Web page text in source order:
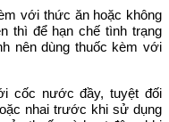
với thức ăn hoặc không
thì để hạn chế tình trạng
nên dùng thuốc kèm với
cốc nước đầy, tuyệt đối
nhai trước khi sử dụng